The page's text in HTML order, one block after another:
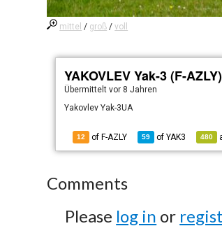
mittel / groß /voll
YAKOVLEV Yak-3 (F-AZLY)
Übermitteltvor 8 Jahren
Yakovlev Yak-3UA
12 of F-AZLY 59 ofYAK3 480
Comments
Please log in or